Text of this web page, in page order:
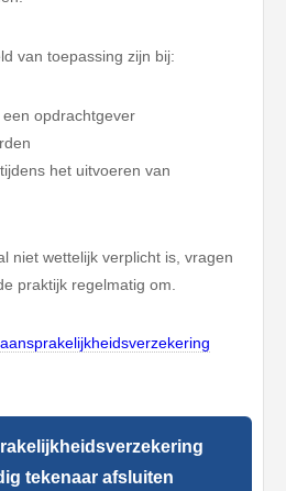
van toepassing zijn bij:
opdrachtgever
het uitvoeren van
niet wettelijk verplicht is, vragen
praktijk regelmatig om.
tekenaar afsluiten